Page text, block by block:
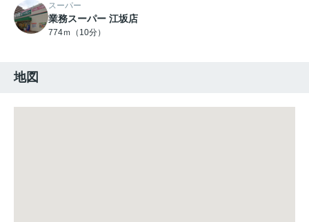
スーパー
業務スーパー 江坂店
774ｍ（10分）
地図